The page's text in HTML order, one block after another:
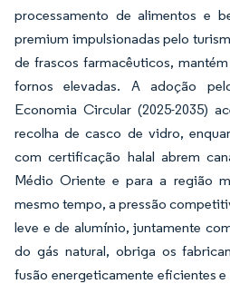
processamento de alimentos e
premium impulsionadas pelo
de frascos farmacêuticos,
fornos elevadas. A adoção
Economia Circular (2025-2035)
recolha de casco de vidro,
com certificação halal abrem
Médio Oriente e para a região
mesmo tempo, a pressão
leve e de alumínio, juntamente
do gás natural, obriga os
fusão energeticamente eficientes